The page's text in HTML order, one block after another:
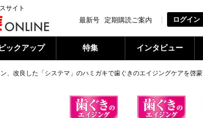
サイト
最新号 定期購読ご案内 ログイン
ピックアップ 特集 インタビュー
、改良した「システマ」のハミガキで歯ぐきのエイジングケアを啓蒙